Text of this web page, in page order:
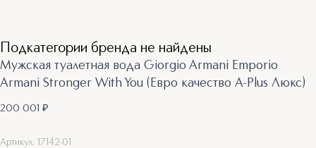
Подкатегории бренда не найдены
Мужская туалетная вода Giorgio Armani Emporio
Armani Stronger With You (Евро качество A-Plus Люкс)​
200 001 ₽
Артикул: 17142-01